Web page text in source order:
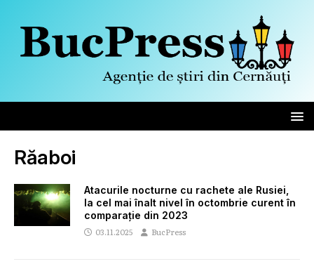
Răaboi
Atacurile nocturne cu rachete ale Rusiei,
la cel mai înalt nivel în octombrie curent în
comparație din 2023
03.11.2025 BucPress